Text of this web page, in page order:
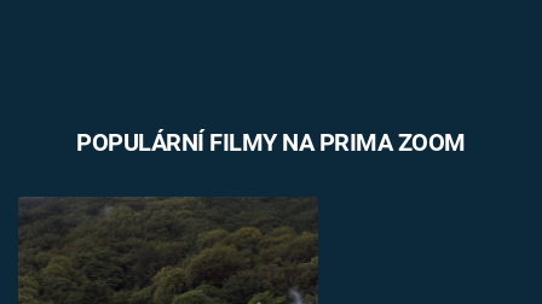
POPULÁRNÍ FILMY NA PRIMA ZOOM